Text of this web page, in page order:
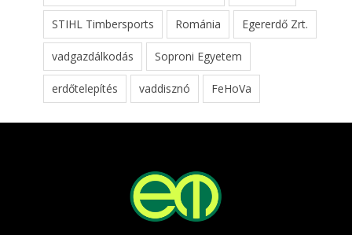
STIHL Timbersports Románia Egererdő Zrt.
vadgazdálkodás Soproni Egyetem
erdőtelepítés vaddisznó FeHoVa